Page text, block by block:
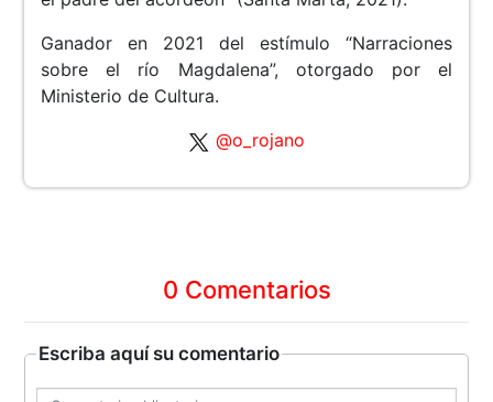
Ganador en 2021 del estímulo “Narraciones
sobre el río Magdalena”, otorgado por el
Ministerio de Cultura.
@o_rojano
0 Comentarios
Escriba aquí su comentario